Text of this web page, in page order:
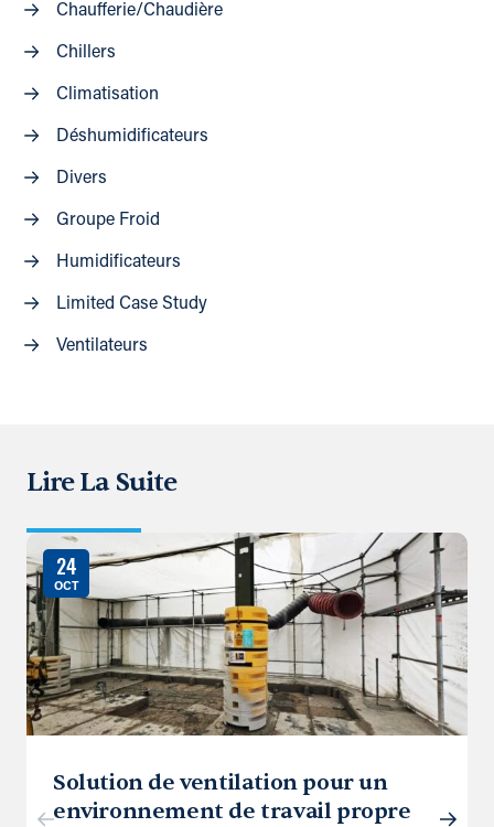
Chaufferie/Chaudière
Chillers
Climatisation
Déshumidificateurs
Divers
Groupe Froid
Humidificateurs
Limited Case Study
Ventilateurs
Lire La Suite
24
OCT
Solution de ventilation pour un
environnement de travail propre